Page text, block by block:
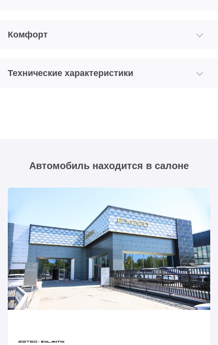
Комфорт
Технические характеристики
Автомобиль находится в салоне